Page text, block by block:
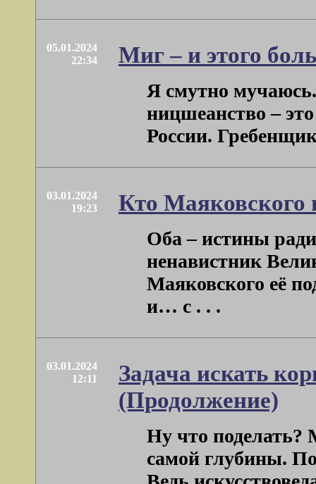
05.01.2024
22:34
Миг – и этого
Я смутно
ницшеанство –
России.
03.01.2024
19:23
Кто Маяковского
Оба – истины
ненавистник
Маяковского её
и… с . . .
03.01.2024
12:11
Задача искать
(Продолжение)
Ну что поделать?
самой глубины.